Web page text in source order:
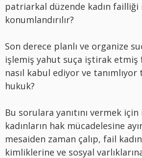
patriarkal düzende kadın failliği
konumlandırılır?
Son derece planlı ve organize
işlemiş yahut suça iştirak etmiş
nasıl kabul ediyor ve
hukuk?
Bu sorulara yanıtını vermek
kadınların hak mücadelesine
mesaiden zaman çalıp, fail
kimliklerine ve sosyal